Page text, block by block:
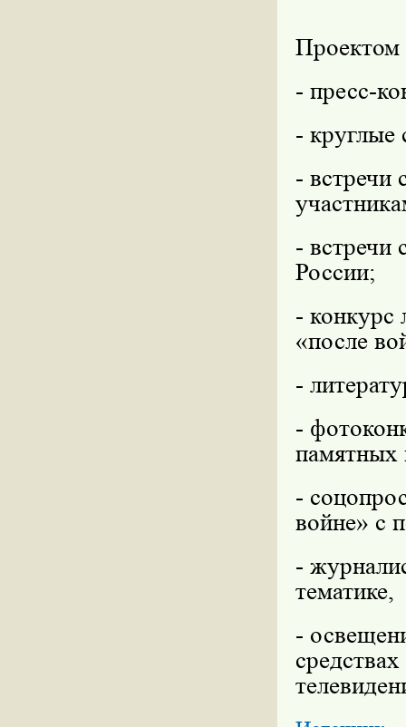
Проектом
- пресс-
- круглые
- встречи
- встречи
России;
- конкурс
«после
-
-
памятных
-
войне» с
-
тематике,
-